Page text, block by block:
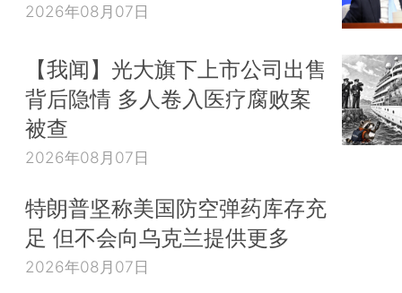
2026年08月07日
【我闻】光大旗下上市公司出售
背后隐情 多人卷入医疗腐败案
被查
2026年08月07日
特朗普坚称美国防空弹药库存充
足 但不会向乌克兰提供更多
2026年08月07日